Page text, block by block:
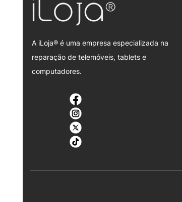
A iLoja® é uma empresa especializada na
reparação de telemóveis, tablets e
computadores.